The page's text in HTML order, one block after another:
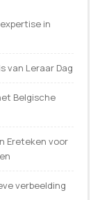
in
van Leraar Dag
Belgische
Ereteken voor
verbeelding